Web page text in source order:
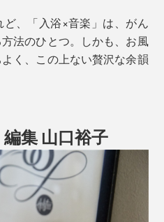
、「入浴×音楽」は、がん
法のひとつ。しかも、お風
く、この上ない贅沢な余韻
編集 山口裕子